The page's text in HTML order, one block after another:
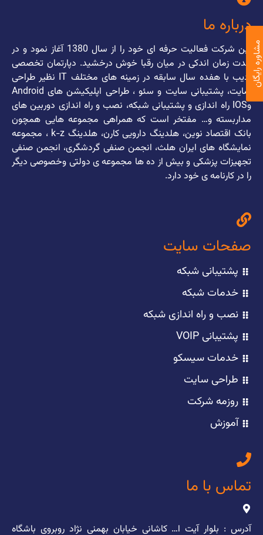
درباره ما
این شرکت فعالیت حرفه ای خود را از سال 1380 آغاز نمود و در
مدت زمان اندکی در میان رقبا خوش درخشید. دپارتمان تخصصی
ادیب با هفده سال سابقه در زمینه های مختلف IT نظیر طراحی
سایت، پشتیبانی سایت و سئو ، طراحی اپلیکیشن های Android
وIOS راه اندازی و پشتیبانی شبکه، نصب و راه اندازی دوربین های
مداربسته و… مفتخر است که همراهی مجموعه هایی همچون
بانک اقتصاد نوین، هلدینگ دارویی کارن، هلدینگ k-z ، مجموعه
نمایشگاه های ایران هلث، انجمن صنفی گردشگری، انجمن صنفی
تجهیزات پزشکی و بیش از ده ها مجموعه ی دولتی وخصوصی دیگر
را در کارنامه ی خود دارد.
صفحات سایت
پشتیبانی شبکه
خدمات شبکه
نصب و راه اندازی شبکه
پشتیبانی VOIP
خدمات سیسکو
طراحی سایت
روزمه شرکت
آموزش
تماس با ما
آدرس : بلوار آیت ا… کاشانی خیابان بهمنی نژاد روبروی باشگاه